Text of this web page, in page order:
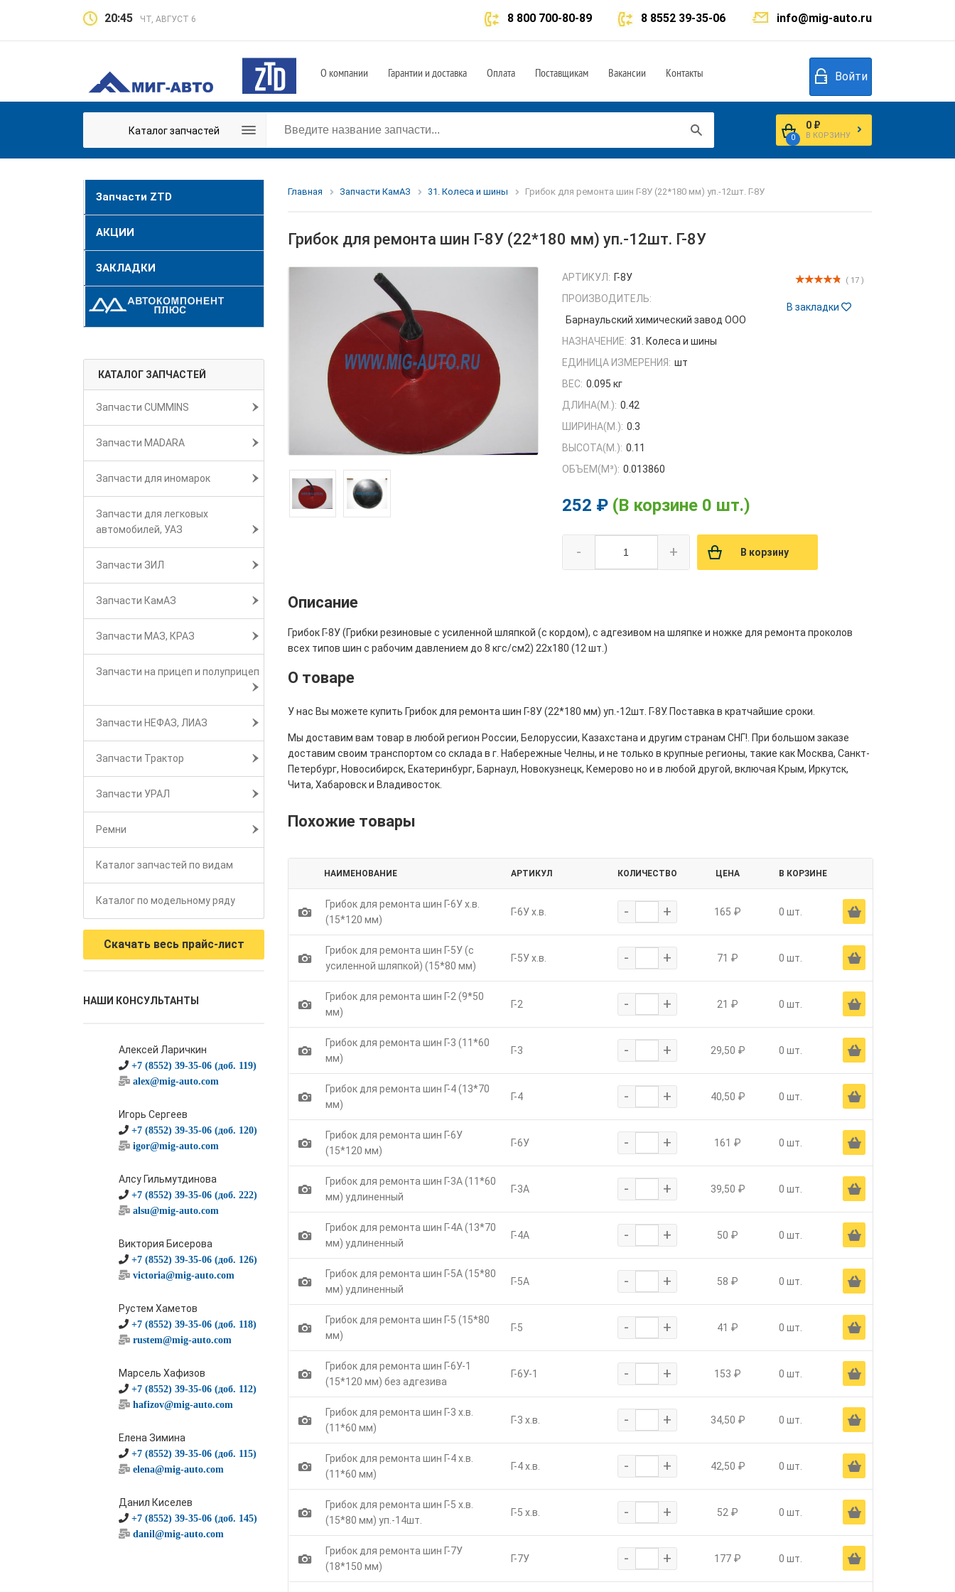
20:45 ЧТ, АВГУСТ 6 info@mig-auto.ru
8 8552 39-35-06
8 800 700-80-89
О компании Гарантии и доставка Оплата Поставщикам Вакансии Контакты Войти
Каталог запчастей
0
0 ₽
В КОРЗИНУ
Запчасти ZTD
АКЦИИ
ЗАКЛАДКИ
КАТАЛОГ ЗАПЧАСТЕЙ
Запчасти CUMMINS
Запчасти MADARA
Запчасти для иномарок
Запчасти для легковых
автомобилей, УАЗ
Запчасти ЗИЛ
Запчасти КамАЗ
Запчасти МАЗ, КРАЗ
Запчасти на прицеп и полуприцеп
Запчасти НЕФАЗ, ЛИАЗ
Запчасти Трактор
Запчасти УРАЛ
Ремни
Каталог запчастей по видам
Каталог по модельному ряду
Скачать весь прайс-лист
НАШИ КОНСУЛЬТАНТЫ
Алексей Ларичкин
+7 (8552) 39-35-06 (доб. 119)
alex@mig-auto.com
Игорь Сергеев
+7 (8552) 39-35-06 (доб. 120)
igor@mig-auto.com
Алсу Гильмутдинова
+7 (8552) 39-35-06 (доб. 222)
alsu@mig-auto.com
Виктория Бисерова
+7 (8552) 39-35-06 (доб. 126)
victoria@mig-auto.com
Рустем Хаметов
+7 (8552) 39-35-06 (доб. 118)
rustem@mig-auto.com
Марсель Хафизов
+7 (8552) 39-35-06 (доб. 112)
hafizov@mig-auto.com
Елена Зимина
+7 (8552) 39-35-06 (доб. 115)
elena@mig-auto.com
Данил Киселев
+7 (8552) 39-35-06 (доб. 145)
danil@mig-auto.com
Главная Запчасти КамАЗ 31. Колеса и шины Грибок для ремонта шин Г-8У (22*180 мм) уп.-12шт. Г-8У
Грибок для ремонта шин Г-8У (22*180 мм) уп.-12шт. Г-8У
( 17 )
В закладки
АРТИКУЛ: Г-8У
ПРОИЗВОДИТЕЛЬ:
Барнаульский химический завод ООО
НАЗНАЧЕНИЕ: 31. Колеса и шины
ЕДИНИЦА ИЗМЕРЕНИЯ: шт
ВЕС: 0.095 кг
ДЛИНА(М.): 0.42
ШИРИНА(М.): 0.3
ВЫСОТА(М.): 0.11
ОБЪЕМ(M³): 0.013860
252 ₽ (В корзине 0 шт.)
- + В корзину
Описание
Грибок Г-8У (Грибки резиновые с усиленной шляпкой (с кордом), с адгезивом на шляпке и ножке для ремонта проколов
всех типов шин с рабочим давлением до 8 кгс/см2) 22x180 (12 шт.)
О товаре
У нас Вы можете купить Грибок для ремонта шин Г-8У (22*180 мм) уп.-12шт. Г-8У. Поставка в кратчайшие сроки.
Мы доставим вам товар в любой регион России, Белоруссии, Казахстана и другим странам СНГ!. При большом заказе
доставим своим транспортом со склада в г. Набережные Челны, и не только в крупные регионы, такие как Москва, Санкт-
Петербург, Новосибирск, Екатеринбург, Барнаул, Новокузнецк, Кемерово но и в любой другой, включая Крым, Иркутск,
Чита, Хабаровск и Владивосток.
Похожие товары
НАИМЕНОВАНИЕ АРТИКУЛ КОЛИЧЕСТВО ЦЕНА В КОРЗИНЕ
1
Грибок для ремонта шин Г-6У х.в.
(15*120 мм)
Г-6У х.в. - + 165 ₽ 0 шт. Ä
1
Грибок для ремонта шин Г-5У (с
усиленной шляпкой) (15*80 мм)
Г-5У х.в. - + 71 ₽ 0 шт. Ä
1
Грибок для ремонта шин Г-2 (9*50
мм)
Г-2 - + 21 ₽ 0 шт. Ä
1
Грибок для ремонта шин Г-3 (11*60
мм)
Г-3 - + 29,50 ₽ 0 шт. Ä
1
Грибок для ремонта шин Г-4 (13*70
мм)
Г-4 - + 40,50 ₽ 0 шт. Ä
1
Грибок для ремонта шин Г-6У
(15*120 мм)
Г-6У - + 161 ₽ 0 шт. Ä
1
Грибок для ремонта шин Г-3А (11*60
мм) удлиненный
Г-3А - + 39,50 ₽ 0 шт. Ä
1
Грибок для ремонта шин Г-4А (13*70
мм) удлиненный
Г-4А - + 50 ₽ 0 шт. Ä
1
Грибок для ремонта шин Г-5А (15*80
мм) удлиненный
Г-5А - + 58 ₽ 0 шт. Ä
1
Грибок для ремонта шин Г-5 (15*80
мм)
Г-5 - + 41 ₽ 0 шт. Ä
1
Грибок для ремонта шин Г-6У-1
(15*120 мм) без адгезива
Г-6У-1 - + 153 ₽ 0 шт. Ä
1
Грибок для ремонта шин Г-3 х.в.
(11*60 мм)
Г-3 х.в. - + 34,50 ₽ 0 шт. Ä
1
Грибок для ремонта шин Г-4 х.в.
(11*60 мм)
Г-4 х.в. - + 42,50 ₽ 0 шт. Ä
1
Грибок для ремонта шин Г-5 х.в.
(15*80 мм) уп.-14шт.
Г-5 х.в. - + 52 ₽ 0 шт. Ä
1
Грибок для ремонта шин Г-7У
(18*150 мм)
Г-7У - + 177 ₽ 0 шт. Ä